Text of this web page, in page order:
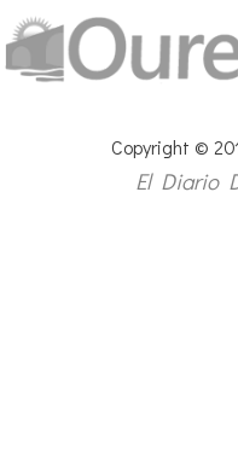
Copyright ©
El Diario